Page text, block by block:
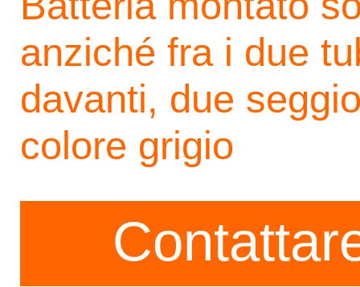
anziché fra i due
davanti, due
colore grigio